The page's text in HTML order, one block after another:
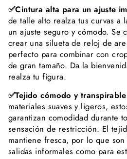
✅Cintura alta para un ajuste
de talle alto realza tus curvas a
un ajuste seguro y cómodo. Se
crear una silueta de reloj de
perfecto para combinar con
de gran tamaño. Da la
realza tu figura.
✅Tejido cómodo y
materiales suaves y ligeros,
garantizan comodidad durante
sensación de restricción. El
mantiene fresca, por lo que
salidas informales como para